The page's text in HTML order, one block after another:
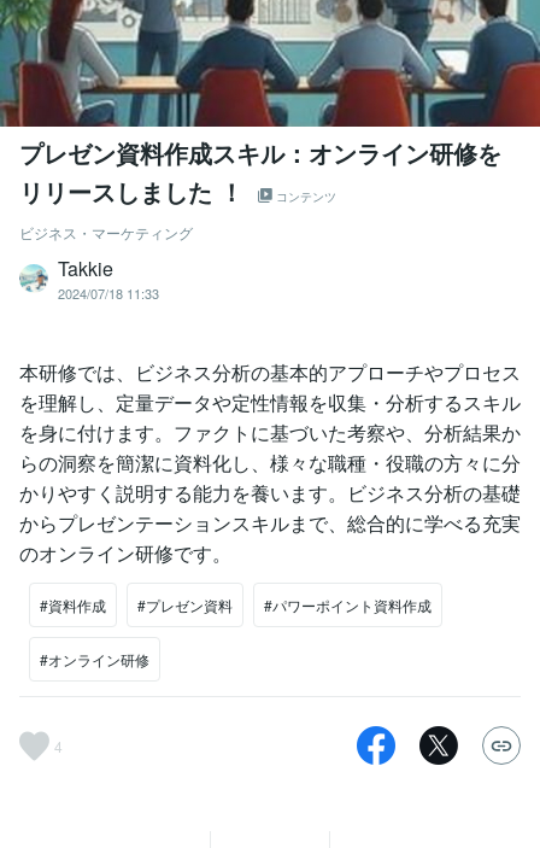
プレゼン資料作成スキル：オンライン研修を
リリースしました ！
コンテンツ
ビジネス・マーケティング
Takkie
2024/07/18 11:33
本研修では、ビジネス分析の基本的アプローチやプロセス
を理解し、定量データや定性情報を収集・分析するスキル
を身に付けます。ファクトに基づいた考察や、分析結果か
らの洞察を簡潔に資料化し、様々な職種・役職の方々に分
かりやすく説明する能力を養います。ビジネス分析の基礎
からプレゼンテーションスキルまで、総合的に学べる充実
のオンライン研修です。
#資料作成 #プレゼン資料 #パワーポイント資料作成
#オンライン研修
4